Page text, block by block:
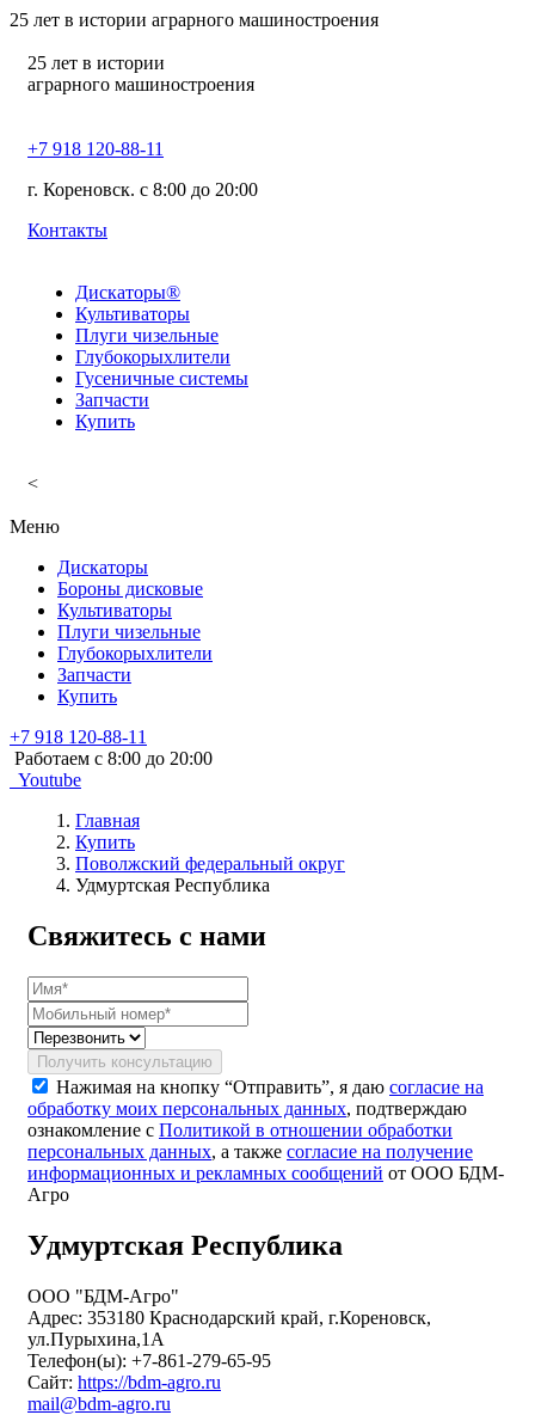
25 лет в истории аграрного машиностроения
25 лет в истории
аграрного машиностроения
+7 918 120-88-11
г. Кореновск. c 8:00 до 20:00
Контакты
Дискаторы®
Культиваторы
Плуги чизельные
Глубокорыхлители
Гусеничные системы
Запчасти
Купить
<
Меню
Дискаторы
Бороны дисковые
Культиваторы
Плуги чизельные
Глубокорыхлители
Запчасти
Купить
+7 918 120-88-11
Работаем c 8:00 до 20:00
Youtube
Главная
Купить
Поволжский федеральный округ
Удмуртская Республика
Свяжитесь с нами
Получить консультацию
Нажимая на кнопку “Отправить”, я даю согласие на
обработку моих персональных данных, подтверждаю
ознакомление с Политикой в отношении обработки
персональных данных, а также согласие на получение
информационных и рекламных сообщений от ООО БДМ-
Агро
Удмуртская Республика
ООО "БДМ-Агро"
Адрес: 353180 Краснодарский край, г.Кореновск,
ул.Пурыхина,1А
Телефон(ы): +7-861-279-65-95
Сайт: https://bdm-agro.ru
mail@bdm-agro.ru